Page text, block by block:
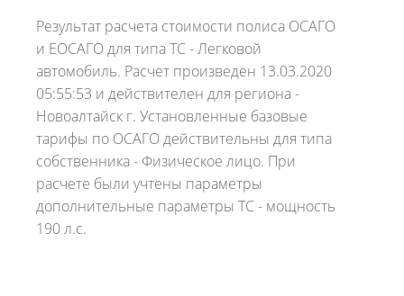
Результат расчета стоимости полиса ОСАГО
и ЕОСАГО для типа ТС - Легковой
автомобиль. Расчет произведен 13.03.2020
05:55:53 и действителен для региона -
Новоалтайск г. Установленные базовые
тарифы по ОСАГО действительны для типа
собственника - Физическое лицо. При
расчете были учтены параметры
дополнительные параметры ТС - мощность
190 л.с.